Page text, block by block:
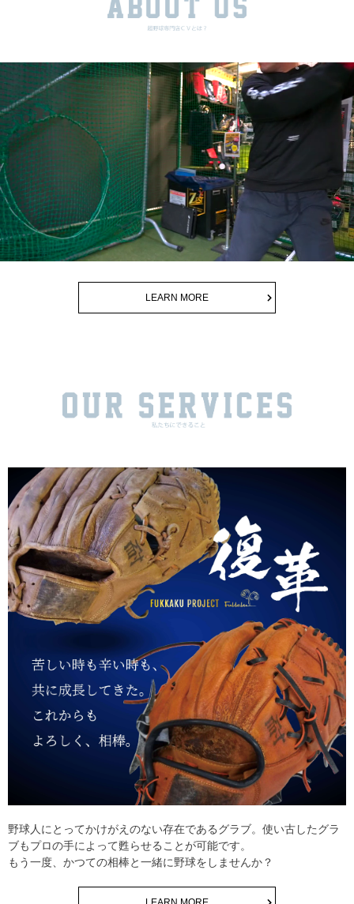
LEARN MORE
野球人にとってかけがえのない存在であるグラブ。使い古したグラ
ブもプロの手によって甦らせることが可能です。
もう一度、かつての相棒と一緒に野球をしませんか？